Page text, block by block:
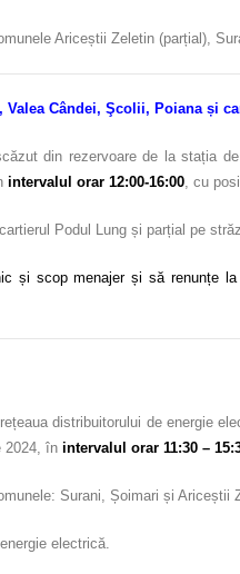
Ariceștii Zeletin (parțial),
Cândei, Şcolii, Poiana și
din rezervoare de la stația
intervalul orar 12:00-16:00, cu
Podul Lung și parțial pe
și scop menajer și să renunțe
distribuitorului de energie
2024, în intervalul orar 11:30 –
Surani, Șoimari și Ariceștii
electrică.